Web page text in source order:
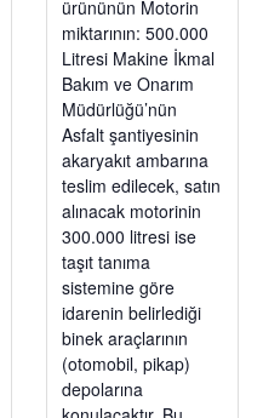
ürününün Motorin
miktarının: 500.000
Litresi Makine İkmal
Bakım ve Onarım
Müdürlüğü’nün
Asfalt şantiyesinin
akaryakıt ambarına
teslim edilecek, satın
alınacak motorinin
300.000 litresi ise
taşıt tanıma
sistemine göre
idarenin belirlediği
binek araçlarının
(otomobil, pikap)
depolarına